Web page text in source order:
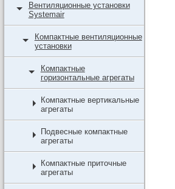
Вентиляционные установки
Systemair
Компактные вентиляционные
установки
Компактные
горизонтальные агрегаты
Компактные вертикальные
агрегаты
Подвесные компактные
агрегаты
Компактные приточные
агрегаты